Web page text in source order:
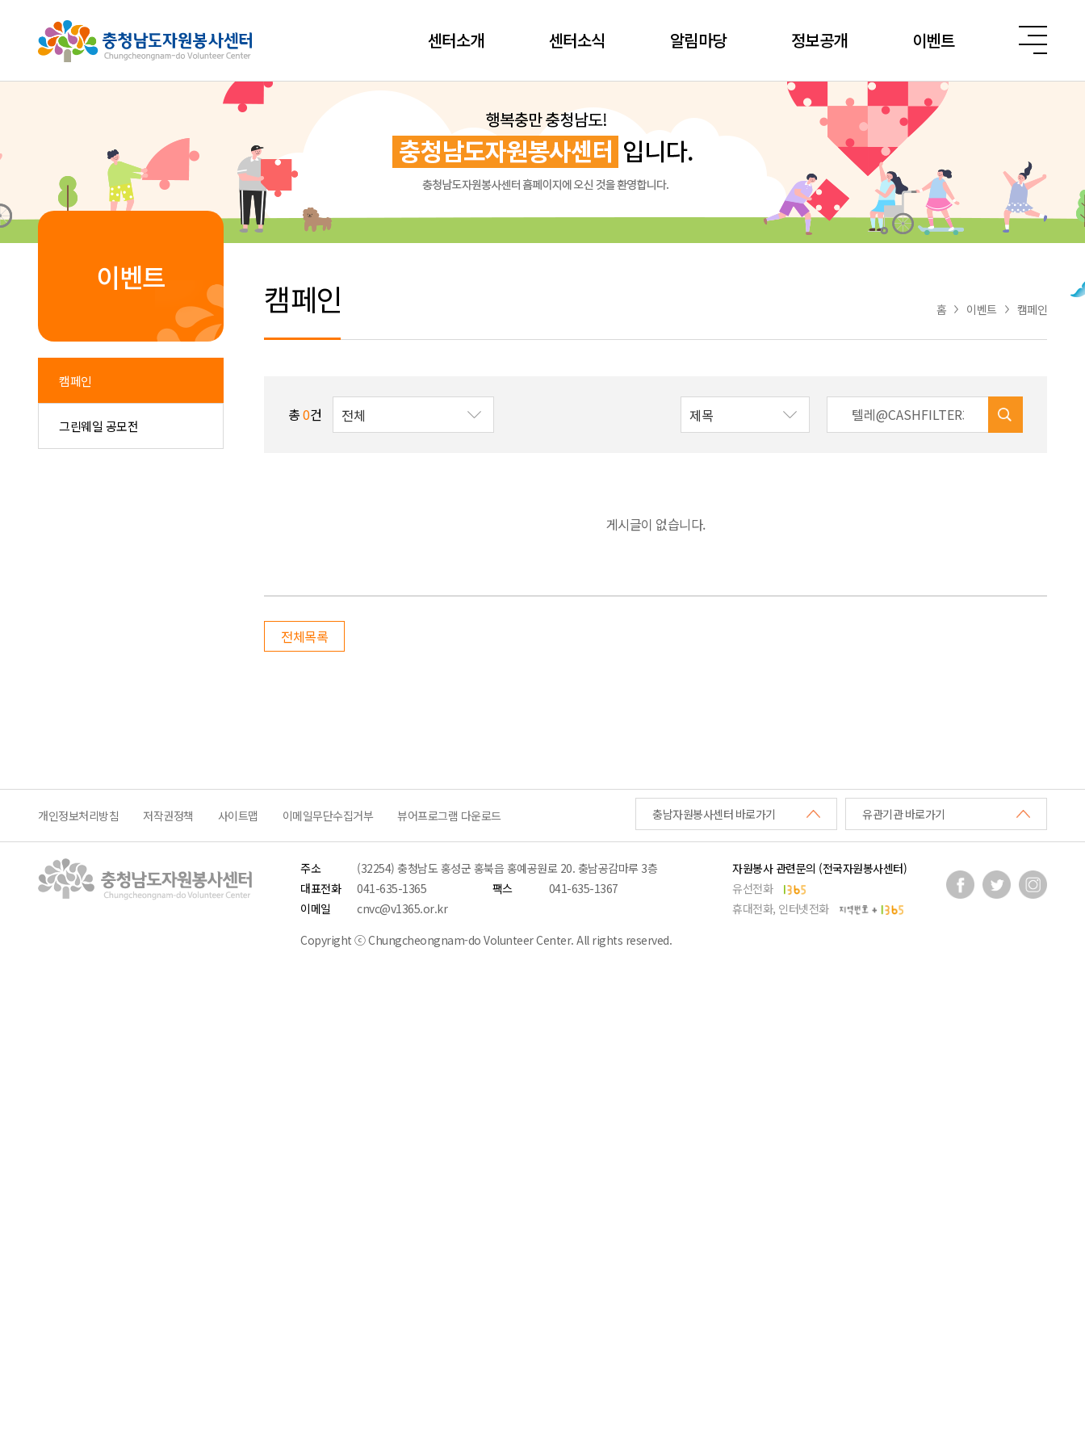
센터소개 센터소식 알림마당 정보공개 이벤트
이벤트
캠페인
그린웨일 공모전
캠페인 홈 이벤트 캠페인
총0건
게시글이 없습니다.
전체목록
개인정보처리방침 저작권정책 사이트맵 이메일무단수집거부 뷰어프로그램 다운로드 충남자원봉사센터 바로가기 유관기관 바로가기
주소
(32254) 충청남도 홍성군 홍북읍 홍예공원로 20. 충남공감마루 3층
대표전화
041-635-1365 팩스
041-635-1367
이메일
cnvc@v1365.or.kr
자원봉사 관련문의 (전국자원봉사센터)
유선전화
휴대전화, 인터넷전화
Copyright ⓒ Chungcheongnam-do Volunteer Center. All rights reserved.